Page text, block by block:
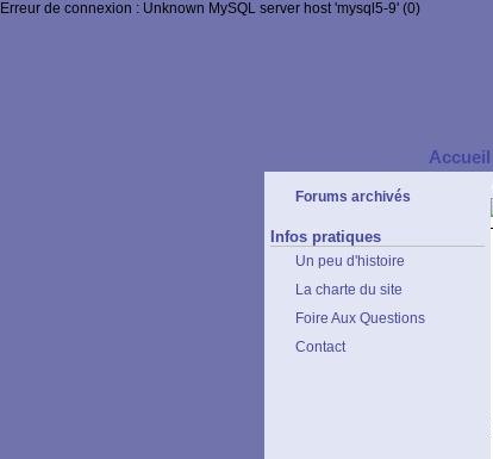
Erreur de connexion : Unknown MySQL server host 'mysql5-9' (0)
Accueil
Forums archivés
Infos pratiques
Un peu d'histoire
La charte du site
Foire Aux Questions
Contact